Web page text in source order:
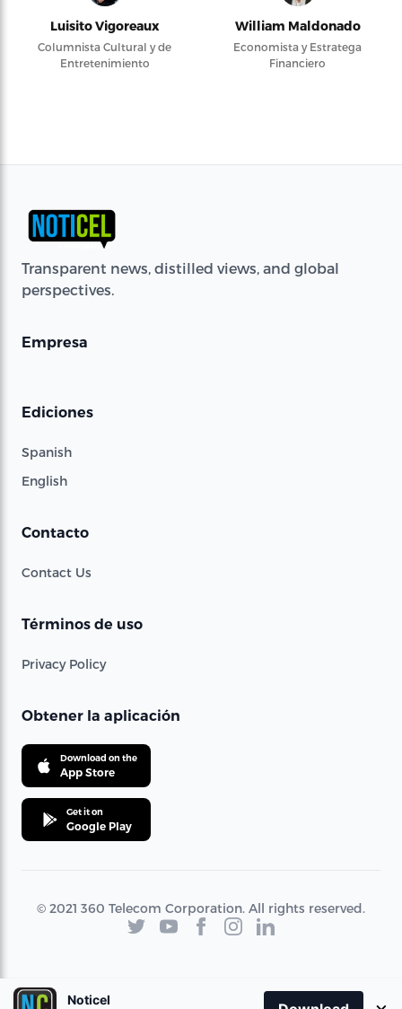
Luisito Vigoreaux
Columnista Cultural y de
Entretenimiento
William Maldonado
Economista y Estratega
Financiero
Transparent news, distilled views, and global
perspectives.
Empresa
Ediciones
Spanish
English
Contacto
Contact Us
Términos de uso
Privacy Policy
Obtener la aplicación
Download on the
App Store
Get it on
Google Play
© 2021 360 Telecom Corporation. All rights reserved.
Noticel